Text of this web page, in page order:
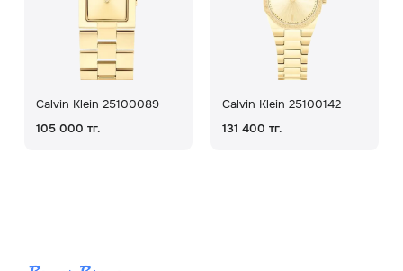
Calvin Klein 25100089
105 000 тг.
Calvin Klein 25100142
131 400 тг.